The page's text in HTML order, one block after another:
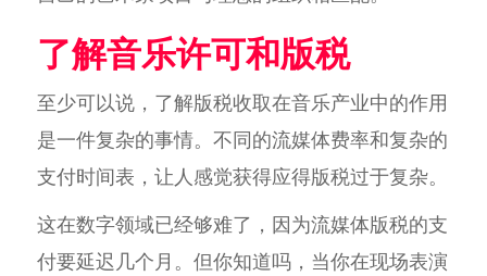
了解音乐许可和版税
至少可以说，了解版税收取在音乐产业中的作用
是一件复杂的事情。不同的流媒体费率和复杂的
支付时间表，让人感觉获得应得版税过于复杂。
这在数字领域已经够难了，因为流媒体版税的支
付要延迟几个月。但你知道吗，当你在现场表演